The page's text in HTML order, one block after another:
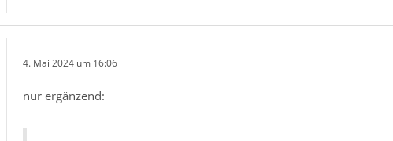
4. Mai 2024 um 16:06
nur ergänzend: